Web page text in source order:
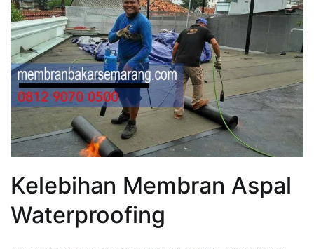
Kelebihan Membran Aspal
Waterproofing